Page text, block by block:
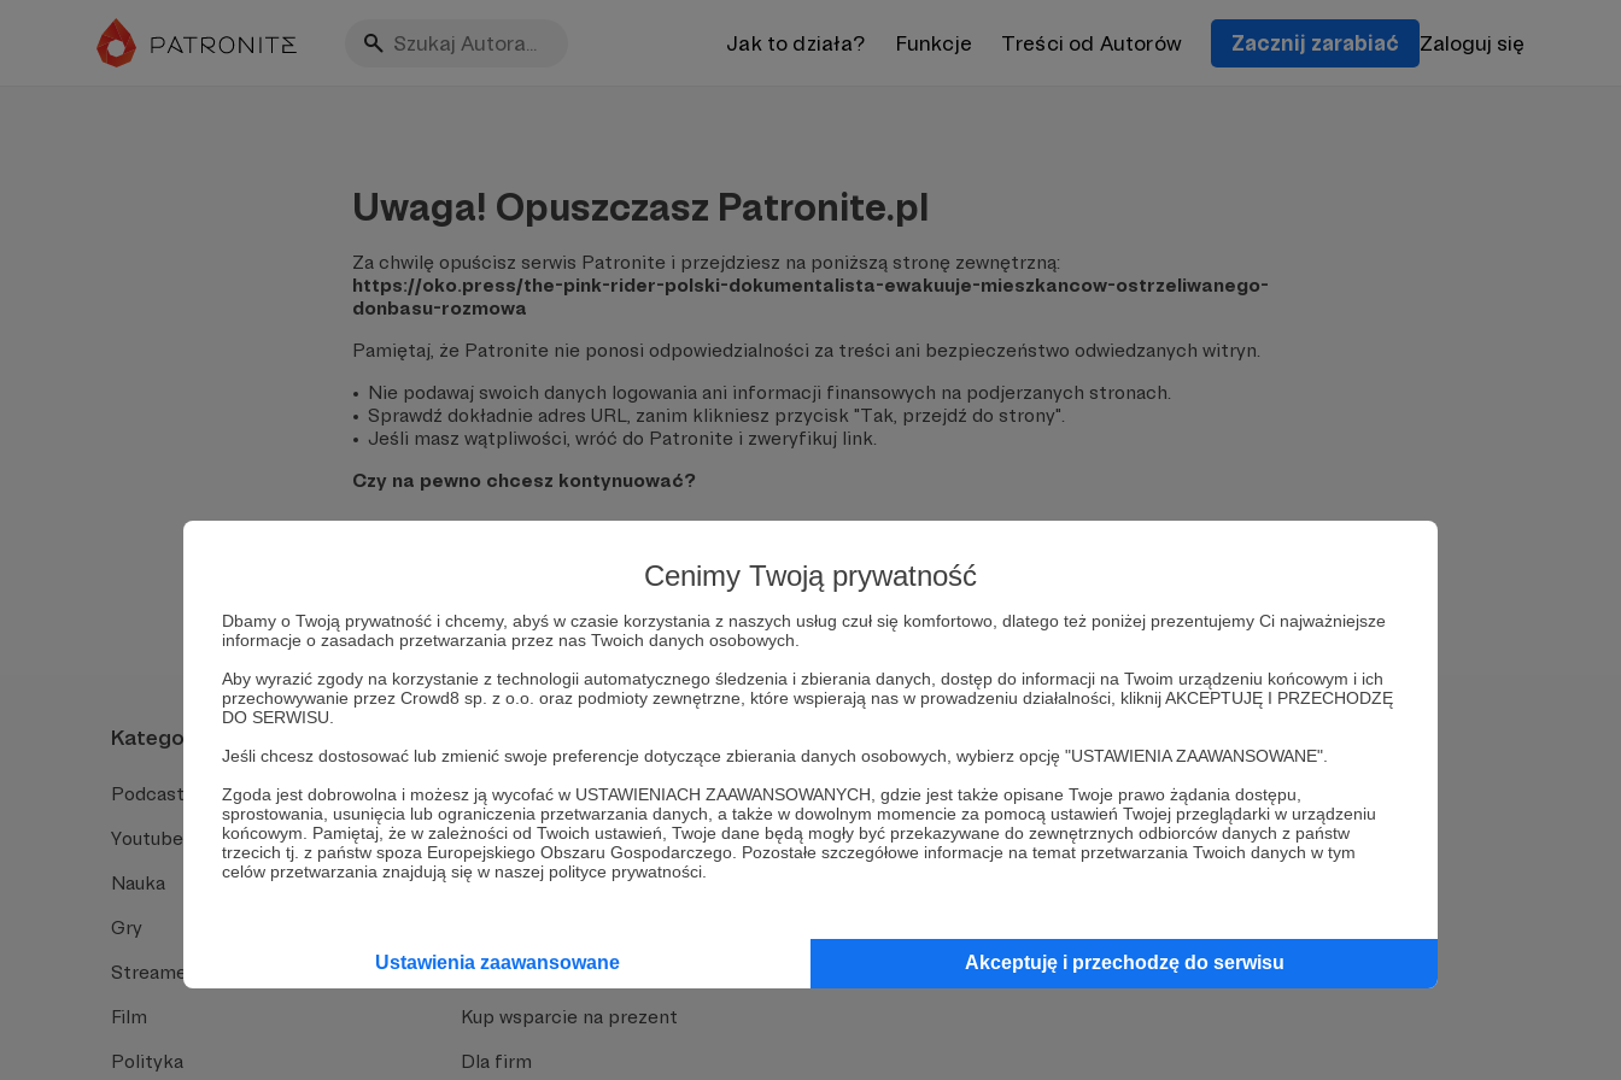
Cenimy Twoją prywatność
Dbamy o Twoją prywatność i chcemy, abyś w czasie korzystania z naszych usług czuł się komfortowo, dlatego też poniżej prezentujemy Ci najważniejsze
informacje o zasadach przetwarzania przez nas Twoich danych osobowych.
Aby wyrazić zgody na korzystanie z technologii automatycznego śledzenia i zbierania danych, dostęp do informacji na Twoim urządzeniu końcowym i ich
przechowywanie przez Crowd8 sp. z o.o. oraz podmioty zewnętrzne, które wspierają nas w prowadzeniu działalności, kliknij AKCEPTUJĘ I PRZECHODZĘ
DO SERWISU.
Jeśli chcesz dostosować lub zmienić swoje preferencje dotyczące zbierania danych osobowych, wybierz opcję "USTAWIENIA ZAAWANSOWANE".
Zgoda jest dobrowolna i możesz ją wycofać w USTAWIENIACH ZAAWANSOWANYCH, gdzie jest także opisane Twoje prawo żądania dostępu,
sprostowania, usunięcia lub ograniczenia przetwarzania danych, a także w dowolnym momencie za pomocą ustawień Twojej przeglądarki w urządzeniu
końcowym. Pamiętaj, że w zależności od Twoich ustawień, Twoje dane będą mogły być przekazywane do zewnętrznych odbiorców danych z państw
trzecich tj. z państw spoza Europejskiego Obszaru Gospodarczego. Pozostałe szczegółowe informacje na temat przetwarzania Twoich danych w tym
celów przetwarzania znajdują się w naszej polityce prywatności.
Ustawienia zaawansowane Akceptuję i przechodzę do serwisu
Jak to działa? Funkcje Treści od Autorów Zacznij zarabiać Zaloguj się
Uwaga! Opuszczasz Patronite.pl
Za chwilę opuścisz serwis Patronite i przejdziesz na poniższą stronę zewnętrzną:
https://oko.press/the-pink-rider-polski-dokumentalista-ewakuuje-mieszkancow-ostrzeliwanego-
donbasu-rozmowa
Pamiętaj, że Patronite nie ponosi odpowiedzialności za treści ani bezpieczeństwo odwiedzanych witryn.
Nie podawaj swoich danych logowania ani informacji finansowych na podjerzanych stronach.
Sprawdź dokładnie adres URL, zanim klikniesz przycisk "Tak, przejdź do strony".
Jeśli masz wątpliwości, wróć do Patronite i zweryfikuj link.
Czy na pewno chcesz kontynuować?
Kategorie
Podcast
Youtube
Nauka
Gry
Streamerzy
Film
Polityka
Jak to działa
Funkcje Patronite
Dlaczego Patronite?
Opinie Twórców
Kup wsparcie na prezent
Dla firm
MCN Patronite
Suppi.pl
FAQ
Kontakt z zespołem Patronite